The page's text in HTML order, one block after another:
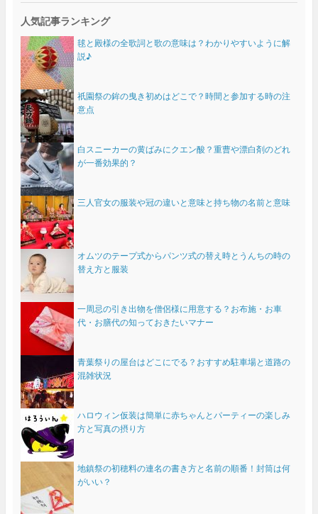
人気記事ランキング
毬と殿様の全歌詞と歌の意味は？わかりやすいように解
説♪
祇園祭の鉾の曳き初めはどこで？時間と参加する時の注
意点
白スニーカーの黄ばみにクエン酸？重曹や漂白剤のどれ
が一番効果的？
三人官女の服装や冠の違いと意味と持ち物の名前と意味
オムツのテープ式からパンツ式の替え時とうんちの時の
替え方と服装
一周忌の引き出物を僧侶様に用意する？お布施・お車
代・お膳代の知っておきたいマナー
青葉祭りの屋台はどこにでる？おすすめ駐車場と道路の
混雑状況
ハロウィン仮装は簡単に赤ちゃんとパーティーの楽しみ
方と写真の摂り方
地鎮祭の初穂料の連名の書き方と名前の順番！封筒は何
がいい？